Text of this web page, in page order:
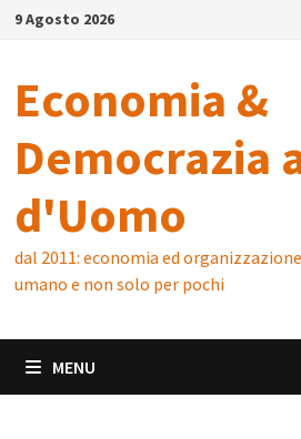
Skip9 Agosto 2026
Economia &
Democrazia
d'Uomo
dal 2011: economia ed
umano e non solo per pochi
MENU